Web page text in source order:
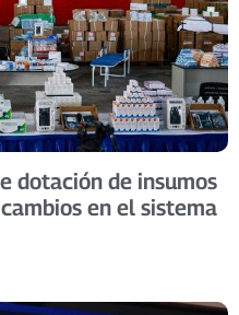
dotación de insumos
en el sistema